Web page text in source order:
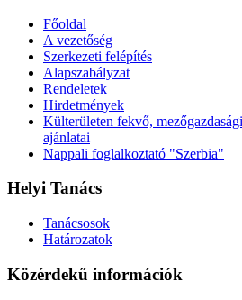
Főoldal
A vezetőség
Szerkezeti felépítés
Alapszabályzat
Rendeletek
Hirdetmények
Külterületen fekvő,
ajánlatai
Nappali foglalkoztató "Szerbia"
Helyi Tanács
Tanácsosok
Határozatok
Közérdekű információk